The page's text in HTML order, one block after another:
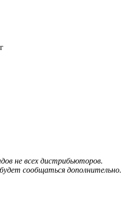
не всех дистрибьюторов.
сообщаться дополнительно.